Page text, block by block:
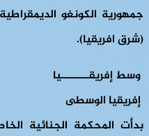
جمهورية الكونغو
(شرق افريقيا).
وسط إفريقــــــــيا
إفريقيا الوسطى
بدأت المحكمة الجنائية